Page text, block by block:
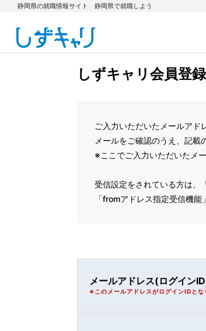
静岡県の就職情報サイト 静岡県で就職しよう
しずキャリ会員登録
ご入力いただいたメールアド
メールをご確認のうえ、記載
※ここでご入力いただいたメ
受信設定をされている方は、
「fromアドレス指定受信機
メールアドレス(ログイン
※このメールアドレスがログインIDとな